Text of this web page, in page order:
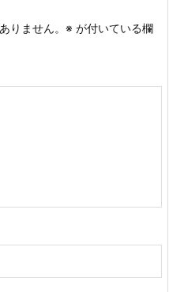
りません。 ※ が付いている欄